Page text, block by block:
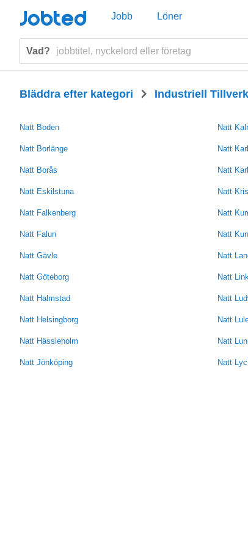
Jobted Jobb Löner
Vad?
Bläddra efter kategori > Industriell
Natt Boden
Natt Borlänge
Natt Borås
Natt Eskilstuna
Natt Falkenberg
Natt Falun
Natt Gävle
Natt Göteborg
Natt Halmstad
Natt Helsingborg
Natt Hässleholm
Natt Jönköping
Natt
Natt
Natt
Natt
Natt
Natt
Natt
Natt
Natt
Natt
Natt
Natt